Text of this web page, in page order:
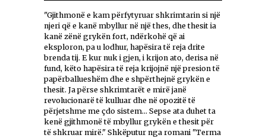
"Gjithmonë e kam përfytyruar shkrimtarin si një
njeri që e kanë mbyllur në një thes, dhe thesit ia
kanë zënë grykën fort, ndërkohë që ai
eksploron, pa u lodhur, hapësira të reja drite
brenda tij. E kur nuk i gjen, i krijon ato, derisa në
fund, këto hapësira të reja krijojnë një presion të
papërballueshëm dhe e shpërthejnë grykën e
thesit. Ja përse shkrimtarët e mirë janë
revolucionarë të kulluar dhe në opozitë të
përjetshme me çdo sistem... Sepse ata duhet ta
kenë gjithmonë të mbyllur grykën e thesit për
të shkruar mirë." Shkëputur nga romani "Terma